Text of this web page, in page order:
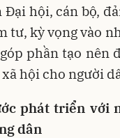
hội, cán bộ,
tư, kỳ vọng vào
phần tạo
hội cho người
phát triển với
dân